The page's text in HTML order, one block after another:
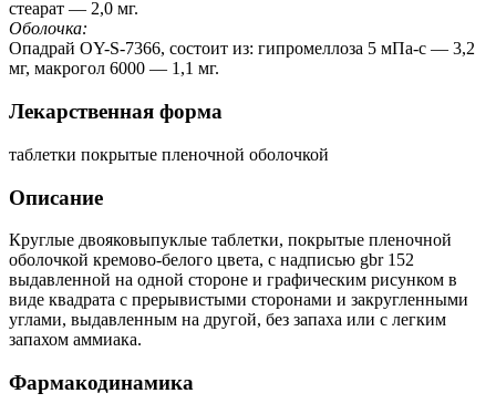
стеарат — 2,0 мг.
Оболочка:
Опадрай OY-S-7366, состоит из: гипромеллоза 5 мПа-с — 3,2
мг, макрогол 6000 — 1,1 мг.
Лекарственная форма
таблетки покрытые пленочной оболочкой
Описание
Круглые двояковыпуклые таблетки, покрытые пленочной
оболочкой кремово-белого цвета, с надписью gbr 152
выдавленной на одной стороне и графическим рисунком в
виде квадрата с прерывистыми сторонами и закругленными
углами, выдавленным на другой, без запаха или с легким
запахом аммиака.
Фармакодинамика